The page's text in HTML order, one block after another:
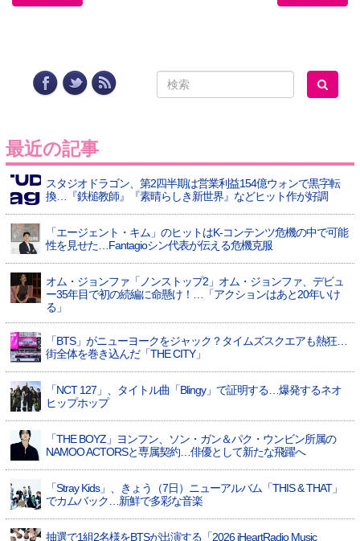
最近の記事
スタジオドラゴン、第2四半期は営業利益154億ウォンで黒字転
換…『鉄槌教師』『素晴らしき新世界』などヒット作が好調
「エージェント・キム」のヒットはK-コンテンツ危機の中で可能
性を見せた…Fantagioシン代表が伝える危機克服
オム・ジョンファ「ノンストップ2」オム・ジョンファ、デビュ
ー35年目で初の続編に命懸け！…「アクションはあと20年いけ
る」
「BTS」がニューヨークをジャック？タイムズスクエアも熱狂…
街全体を巻き込んだ「THE CITY」
「NCT 127」、タイトル曲「Blingy」で証明する…爆発するネオ
ヒップホップ
「THE BOYZ」ヨンフン、ソン・ガン＆パク・ウンビン所属の
NAMOO ACTORSと専属契約…俳優として新たな飛躍へ
「Stray Kids」、きょう（7日）ニューアルバム「THIS & THAT」
でカムバック…新鮮で多彩な音楽
抽選で1組2名様をBTSが出演する「2026 iHeartRadio Music